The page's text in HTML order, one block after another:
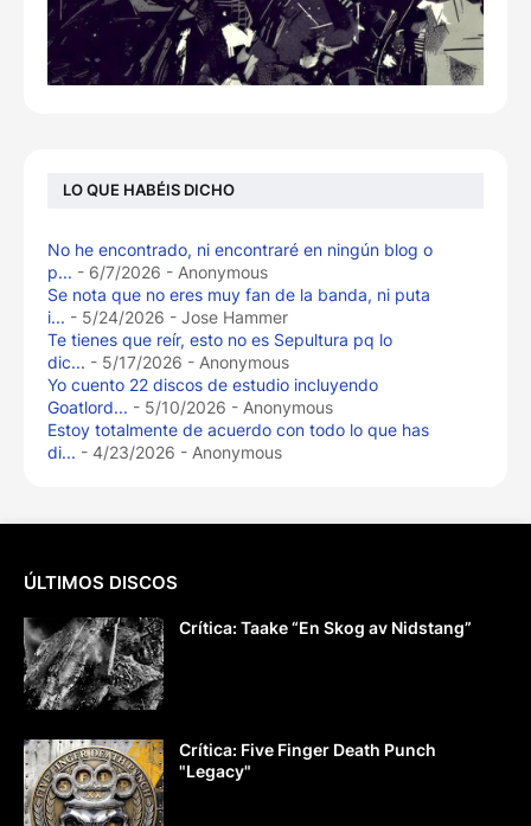
LO QUE HABÉIS DICHO
No he encontrado, ni encontraré en ningún blog o
p... - 6/7/2026 - Anonymous
Se nota que no eres muy fan de la banda, ni puta
i... - 5/24/2026 - Jose Hammer
Te tienes que reír, esto no es Sepultura pq lo
dic... - 5/17/2026 - Anonymous
Yo cuento 22 discos de estudio incluyendo
Goatlord... - 5/10/2026 - Anonymous
Estoy totalmente de acuerdo con todo lo que has
di... - 4/23/2026 - Anonymous
ÚLTIMOS DISCOS
Crítica: Taake “En Skog av Nidstang”
Crítica: Five Finger Death Punch
"Legacy"